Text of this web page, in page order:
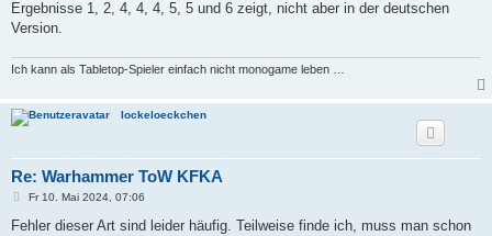
Ergebnisse 1, 2, 4, 4, 4, 5, 5 und 6 zeigt, nicht aber in der deutschen
Version.
Ich kann als Tabletop-Spieler einfach nicht monogame leben …
lockeloeckchen
Re: Warhammer ToW KFKA
B
i
Fr 10. Mai 2024, 07:06
Fehler dieser Art sind leider häufig. Teilweise finde ich, muss man schon